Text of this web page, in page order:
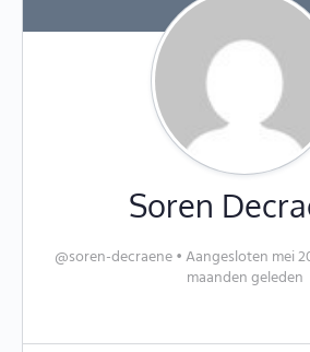
Soren
@soren-decraene•Aangesloten mei
maanden geleden